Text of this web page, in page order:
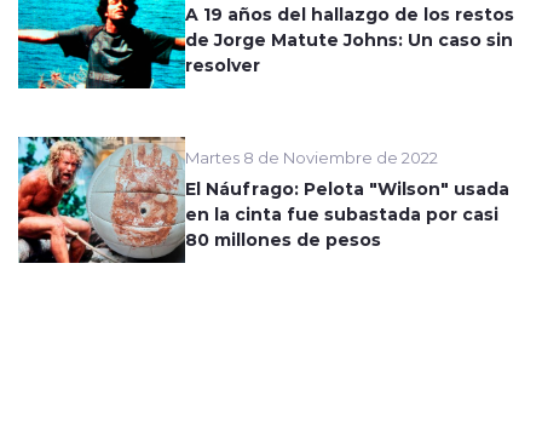
A 19 años del hallazgo de los restos
de Jorge Matute Johns: Un caso sin
resolver
Martes 8 de Noviembre de 2022
El Náufrago: Pelota "Wilson" usada
en la cinta fue subastada por casi
80 millones de pesos